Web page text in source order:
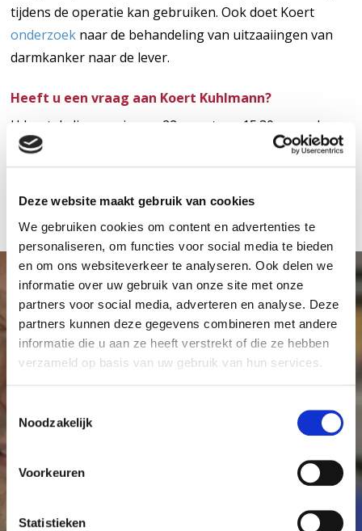
Deze website maakt gebruik van cookies
We gebruiken cookies om content en advertenties te
personaliseren, om functies voor social media te bieden
en om ons websiteverkeer te analyseren. Ook delen we
informatie over uw gebruik van onze site met onze
partners voor social media, adverteren en analyse. Deze
partners kunnen deze gegevens combineren met andere
informatie die u aan ze heeft verstrekt of die ze hebben
verzameld op basis van uw gebruik van hun services.
T
e
t
Noodzakelijk
Voorkeuren
Statistieken
tijdens de operatie kan gebruiken. Ook doet Koert
onderzoek naar de behandeling van uitzaaiingen van
darmkanker naar de lever.
Heeft u een vraag aan Koert Kuhlmann?
U kunt de live sessies op 22 maart om 15.30 uur volgen
viaInstagram: @antonivanleeuwenhoek
Maak meer onderzoek
mogelijk
Elke donatie, klein of groot, is welkom en draagt
Leeuwenhoek. Met uw hulp kunnen we meer
onderzoek mogelijk maken en er voor zorgen dat
kanker geen dodelijke ziekte meer hoeft te zijn.